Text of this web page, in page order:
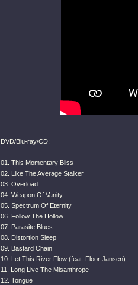
DVD/Blu-ray/CD:
01. This Momentary Bliss
02. Like The Average Stalker
03. Overload
04. Weapon Of Vanity
05. Spectrum Of Eternity
06. Follow The Hollow
07. Parasite Blues
08. Distortion Sleep
09. Bastard Chain
10. Let This River Flow (feat. Floor Jansen)
11. Long Live The Misanthrope
12. Tongue